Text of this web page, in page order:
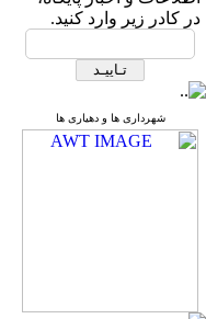
در کادر زیر وارد کنید.
شهرداری ها و دهیاری ها